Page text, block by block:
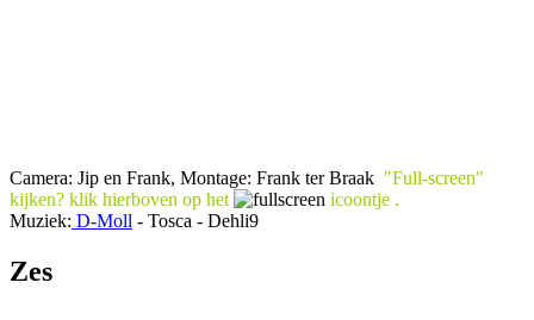
Camera: Jip en Frank, Montage: Frank ter Braak "Full-screen"
kijken? klik hierboven op het
icoontje .
Muziek: D-Moll - Tosca - Dehli9
Zes